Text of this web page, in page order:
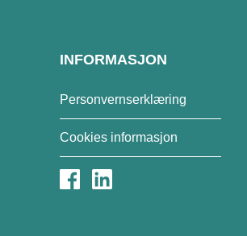
INFORMASJON
Personvernserklæring
Cookies informasjon